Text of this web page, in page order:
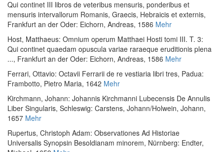
Qui continet III libros de veteribus mensuris, ponderibus et
mensuris intervallorum Romanis, Graecis, Hebraicis et externis,
Frankfurt an der Oder: Eichorn, Andreas, 1586 Mehr
Host, Matthaeus: Omnium operum Matthaei Hosti tomi III. T. 3:
Qui continet quaedam opuscula variae raraeque eruditionis plena
..., Frankfurt an der Oder: Eichorn, Andreas, 1586 Mehr
Ferrari, Ottavio: Octavii Ferrarii de re vestiaria libri tres, Padua:
Frambotto, Pietro Maria, 1642 Mehr
Kirchmann, Johann: Johannis Kirchmanni Lubecensis De Annulis
Liber Singularis, Schleswig: Carstens, Johann/Holwein, Johann,
1657 Mehr
Rupertus, Christoph Adam: Observationes Ad Historiae
Universalis Synopsin Besoldianam minorem, Nürnberg: Endter,